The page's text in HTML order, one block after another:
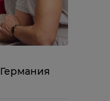
Германия